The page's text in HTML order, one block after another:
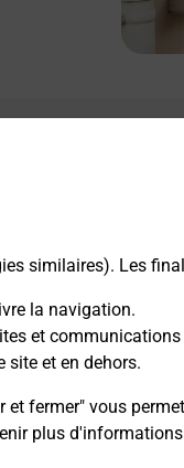
similaires). Les
la navigation.
et
site et en dehors.
fermer" vous
plus